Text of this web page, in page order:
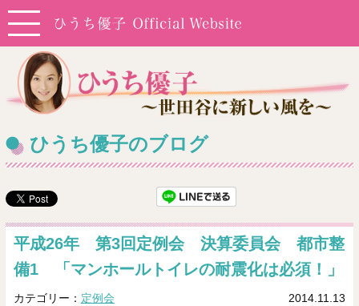
ひうち優子のブログ
平成26年 第3回定例会 決算委員会 都市整
備1 「マンホールトイレの耐震化は必須！」
カテゴリー： 定例会 2014.11.13